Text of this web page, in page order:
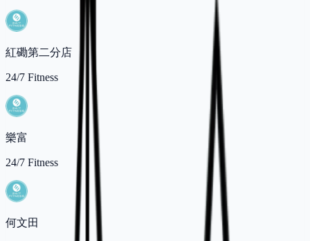
紅磡第二分店
24/7 Fitness
樂富
24/7 Fitness
何文田